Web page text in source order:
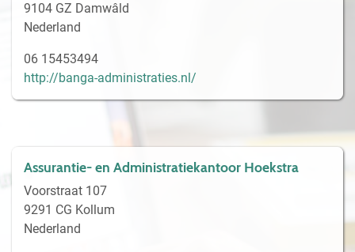
9104 GZ Damwâld
Nederland
06 15453494
http://banga-administraties.nl/
Assurantie- en Administratiekantoor Hoekstra
Voorstraat 107
9291 CG Kollum
Nederland